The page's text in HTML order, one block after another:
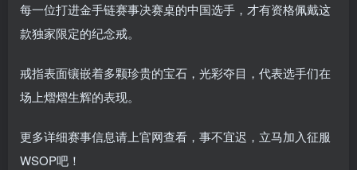
每一位打进金手链赛事决赛桌的中国选手，才有资格佩戴这
款独家限定的纪念戒。
戒指表面镶嵌着多颗珍贵的宝石，光彩夺目，代表选手们在
场上熠熠生辉的表现。
更多详细赛事信息请上官网查看，事不宜迟，立马加入征服
WSOP吧！